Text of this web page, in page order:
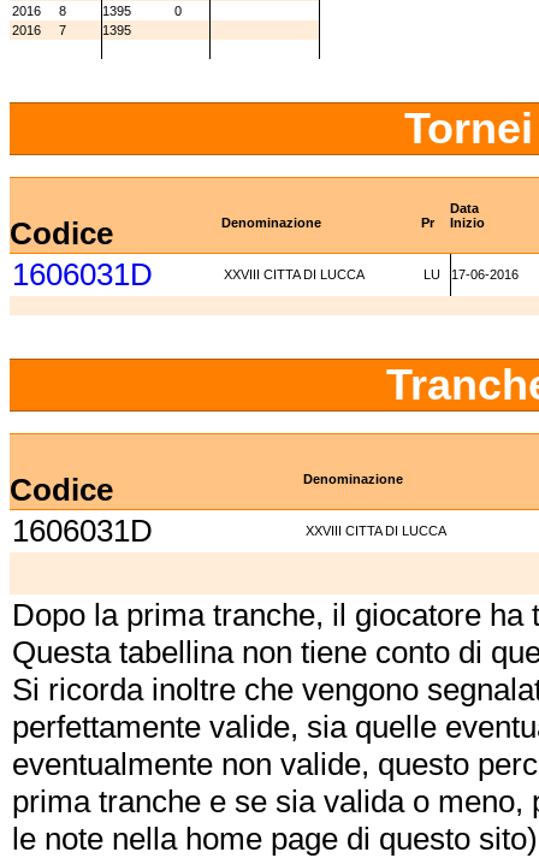
2016
8 1395
0
2016
7 1395
Data
Codice Denominazione Pr Inizio
1606031D XXVIII CITTA DI LUCCA LU 17-06-2016
Codice Denominazione
1606031D XXVIII CITTA DI LUCCA
Dopo la prima tranche, il giocatore
Questa tabellina non tiene conto di
Si ricorda inoltre che vengono
perfettamente valide, sia quelle
eventualmente non valide, questo
prima tranche e se sia valida o
le note nella home page di questo